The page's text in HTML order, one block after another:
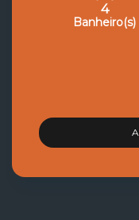
4
Banheiro(s)